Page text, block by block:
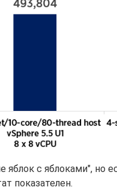
яблок с яблоками", но
показателен.